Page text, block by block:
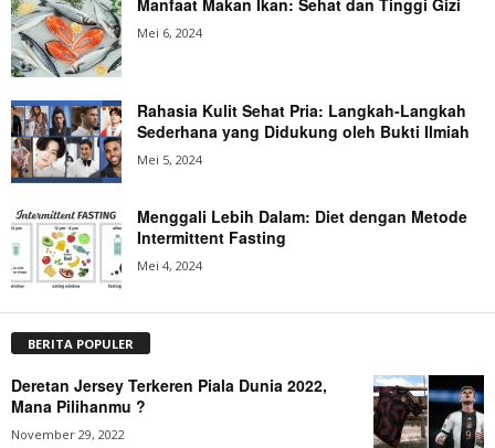
Manfaat Makan Ikan: Sehat dan Tinggi Gizi
Mei 6, 2024
Rahasia Kulit Sehat Pria: Langkah-Langkah
Sederhana yang Didukung oleh Bukti Ilmiah
Mei 5, 2024
Menggali Lebih Dalam: Diet dengan Metode
Intermittent Fasting
Mei 4, 2024
BERITA POPULER
Deretan Jersey Terkeren Piala Dunia 2022,
Mana Pilihanmu ?
November 29, 2022